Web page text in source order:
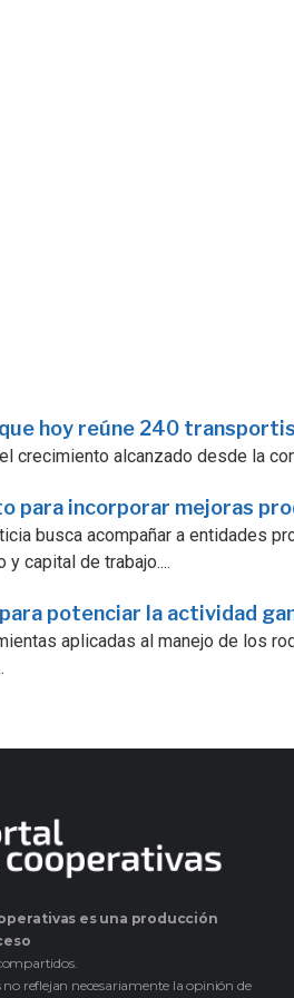
hoy reúne 240
crecimiento alcanzado desde la
para incorporar mejoras
busca acompañar a entidades
y capital de trabajo....
potenciar la actividad
aplicadas al manejo de los
es una producción
reflejan necesariamente la opinión de